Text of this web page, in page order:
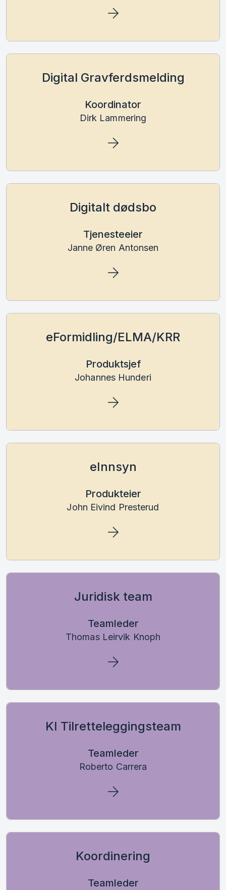
Digital Gravferdsmelding
Koordinator
Dirk Lammering
Digitalt dødsbo
Tjenesteeier
Janne Øren Antonsen
eFormidling/ELMA/KRR
Produktsjef
Johannes Hunderi
eInnsyn
Produkteier
John Eivind Presterud
Juridisk team
Teamleder
Thomas Leirvik Knoph
KI Tilretteleggingsteam
Teamleder
Roberto Carrera
Koordinering
Teamleder